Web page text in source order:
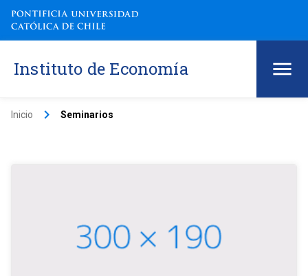
Instituto de Economía
Inicio keyboard_arrow_right Seminarios